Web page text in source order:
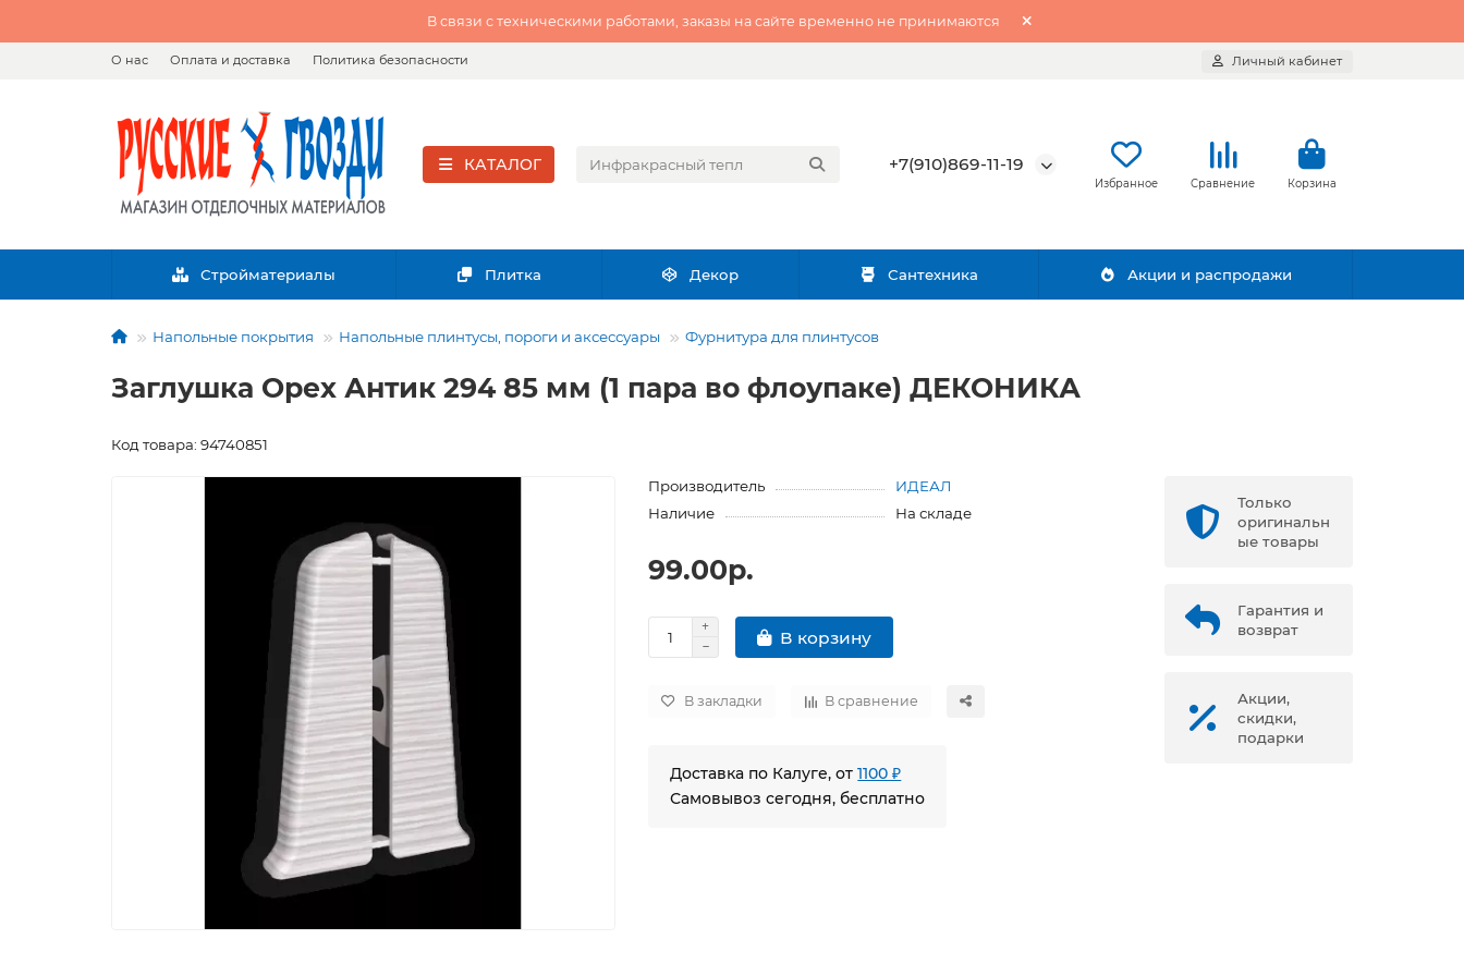
В связи с техническими работами, заказы на сайте временно не принимаются
О нас Оплата и доставка Политика безопасности Личный кабинет
КАТАЛОГ +7(910)869-11-19
Избранное Сравнение Корзина
Стройматериалы Плитка Декор Сантехника Акции и распродажи
Напольные покрытия Напольные плинтусы, пороги и аксессуары Фурнитура для плинтусов
Заглушка Орех Антик 294 85 мм (1 пара во флоупаке) ДЕКОНИКА
Код товара: 94740851
Производитель
ИДЕАЛ
Наличие
На складе
99.00р.
В корзину
В закладки В сравнение
Доставка по Калуге, от1100 ₽
Самовывоз сегодня, бесплатно
Только
оригинальн
ые товары
Гарантия и
возврат
Акции,
скидки,
подарки